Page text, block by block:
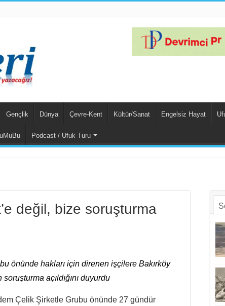
Gençlik Dünya Çevre-Kent Kültür/Sanat Engelsiz Hayat
Podcast / Ufuk Turu
değil, bize soruşturma
önünde hakları için direnen işçilere Bakırköy
açıldığını duyurdu
Çelik Şirketle Grubu önünde 27 gündür